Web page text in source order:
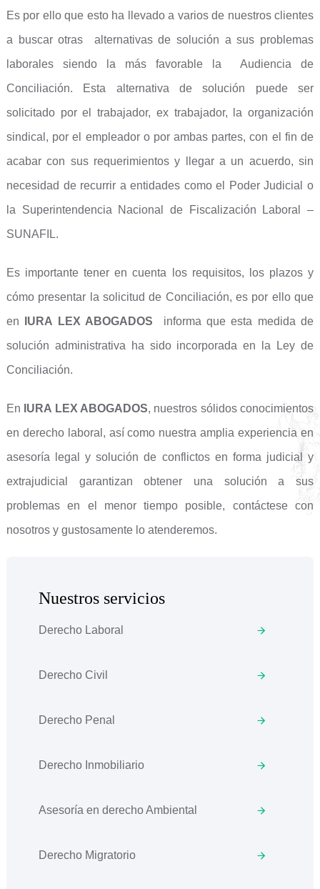
Es por ello que esto ha llevado a varios de nuestros clientes
a buscar otras alternativas de solución a sus problemas
laborales siendo la más favorable la Audiencia de
Conciliación. Esta alternativa de solución puede ser
solicitado por el trabajador, ex trabajador, la organización
sindical, por el empleador o por ambas partes, con el fin de
acabar con sus requerimientos y llegar a un acuerdo, sin
necesidad de recurrir a entidades como el Poder Judicial o
la Superintendencia Nacional de Fiscalización Laboral –
SUNAFIL.
Es importante tener en cuenta los requisitos, los plazos y
cómo presentar la solicitud de Conciliación, es por ello que
en
IURA LEX ABOGADOS informa que esta medida de
solución administrativa ha sido incorporada en la Ley de
Conciliación.
En IURA LEX ABOGADOS, nuestros sólidos conocimientos
en derecho laboral, así como nuestra amplia experiencia en
asesoría legal y solución de conflictos en forma judicial y
extrajudicial garantizan obtener una solución a sus
problemas en el menor tiempo posible, contáctese con
nosotros y gustosamente lo atenderemos.
Nuestros servicios
Derecho Laboral
Derecho Civil
Derecho Penal
Derecho Inmobiliario
Asesoría en derecho Ambiental
Derecho Migratorio